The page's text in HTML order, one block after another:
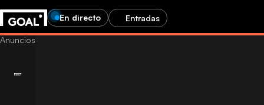
En directo Entradas